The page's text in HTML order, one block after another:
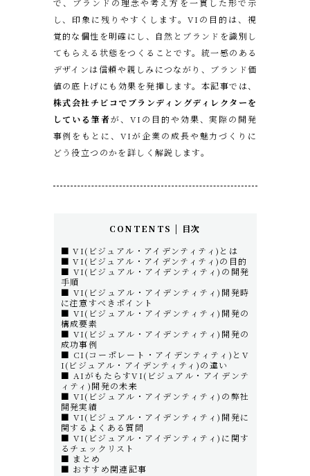
し、印象に残りやすくします。VIの目的は、視
覚的な個性を明確にし、自然とブランドを識別し
てもらえる状態をつくることです。統一感のある
デザインは信頼や親しみにつながり、ブランド価
値の底上げにも効果を発揮します。本記事では、
株式会社チビコでブランディングディレクターを
している筆者が、VIの目的や効果、実際の開発
事例をもとに、VIが企業の成長や魅力づくりに
どう役立つのかを詳しく解説します。
CONTENTS | 目次
■ VI(ビジュアル・アイデンティティ)とは
■ VI(ビジュアル・アイデンティティ)の目的
■ VI(ビジュアル・アイデンティティ)の開発
手順
■ VI(ビジュアル・アイデンティティ)開発時
に注意すべきポイント
■ VI(ビジュアル・アイデンティティ)開発の
構成要素
■ VI(ビジュアル・アイデンティティ)開発の
成功事例
■ CI(コーポレート・アイデンティティ)とV
I(ビジュアル・アイデンティティ)の違い
■ AIがもたらすVI(ビジュアル・アイデンテ
ィティ)開発の未来
■ VI(ビジュアル・アイデンティティ)の弊社
開発実績
■ VI(ビジュアル・アイデンティティ)開発に
関するよくある質問
■ VI(ビジュアル・アイデンティティ)に関す
るチェックリスト
■ まとめ
■ おすすめ関連記事